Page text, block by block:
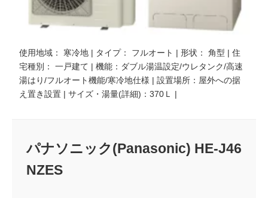
使用地域： 寒冷地 | タイプ： フルオート | 形状： 角型 | 住
宅種別： 一戸建て | 機能：ダブル湯温設定/ウレタンク/高速
湯はり/フルオート機能/寒冷地仕様 | 設置場所：屋外への据
え置き設置 | サイズ・湯量(詳細)：370Ｌ |
パナソニック(Panasonic) HE-J46
NZES